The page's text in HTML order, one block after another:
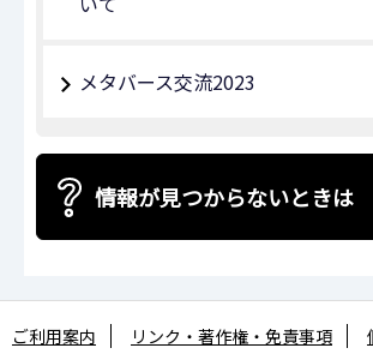
メタバース交流2023
情報が見つからないときは
ご利用案内 リンク・著作権・免責事項